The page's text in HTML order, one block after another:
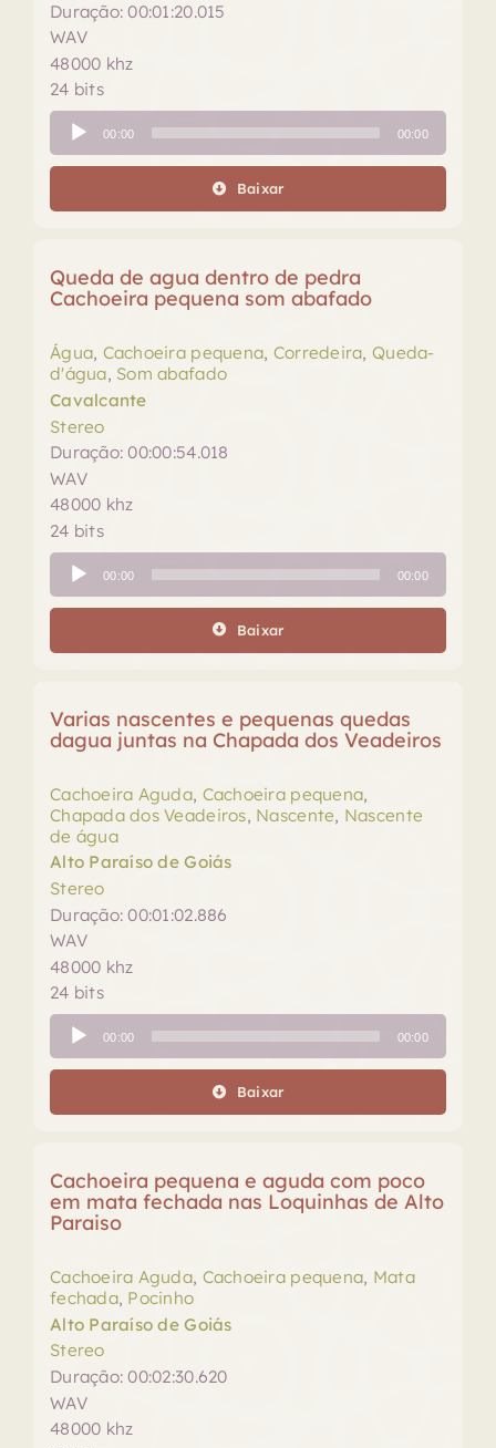
Duração: 00:01:20.015
WAV
48000 khz
24 bits
Tocador
de
áudio
00:00 00:00
Baixar
Queda de agua dentro de pedra
Cachoeira pequena som abafado
Água, Cachoeira pequena, Corredeira, Queda-
d'água, Som abafado
Cavalcante
Stereo
Duração: 00:00:54.018
WAV
48000 khz
24 bits
Tocador
de
áudio
00:00 00:00
Baixar
Varias nascentes e pequenas quedas
dagua juntas na Chapada dos Veadeiros
Cachoeira Aguda, Cachoeira pequena,
Chapada dos Veadeiros, Nascente, Nascente
de água
Alto Paraíso de Goiás
Stereo
Duração: 00:01:02.886
WAV
48000 khz
24 bits
Tocador
de
áudio
00:00 00:00
Baixar
Cachoeira pequena e aguda com poco
em mata fechada nas Loquinhas de Alto
Paraiso
Cachoeira Aguda, Cachoeira pequena, Mata
fechada, Pocinho
Alto Paraíso de Goiás
Stereo
Duração: 00:02:30.620
WAV
48000 khz